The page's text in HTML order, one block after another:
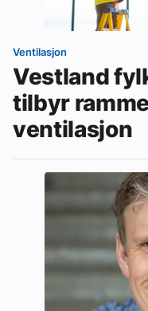
Ventilasjon
Vestland
tilbyr
ventilasjon